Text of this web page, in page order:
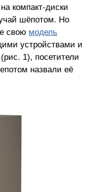
компакт-диски
шёпотом. Но
свою модель
устройствами и
1), посетители
назвали её